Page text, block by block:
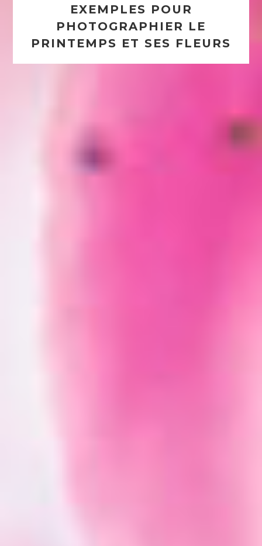
EXEMPLES POUR
PHOTOGRAPHIER LE
PRINTEMPS ET SES FLEURS